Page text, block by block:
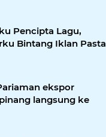
Pencipta Lagu,
Bintang Iklan Pasta
ekspor
langsung ke